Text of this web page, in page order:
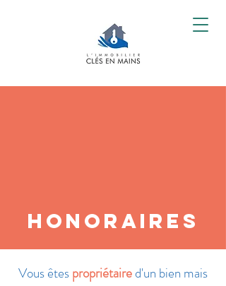
Honoraires
Vous êtespropriétaired'un bien mais